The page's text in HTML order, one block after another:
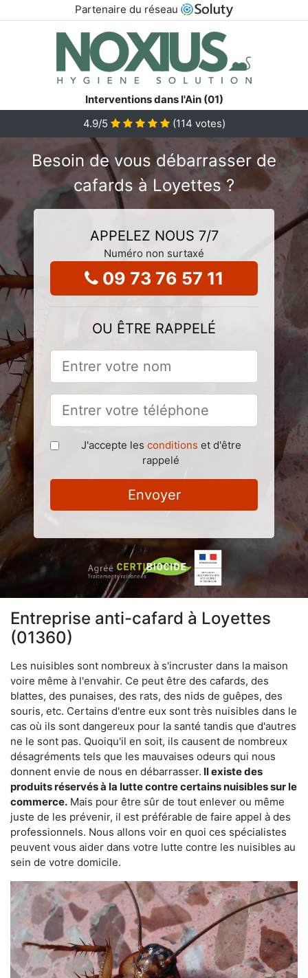
Partenaire du réseau
Interventions dans l'Ain (01)
4.9/5 (114 votes)
Besoin de vous débarrasser de
cafards à Loyettes ?
APPELEZ NOUS 7/7
Numéro non surtaxé
09 73 76 57 11
OU ÊTRE RAPPELÉ
J'accepte les conditions et d'être
rappelé
Envoyer
Entreprise anti-cafard à Loyettes
(01360)
Les nuisibles sont nombreux à s'incruster dans la maison
voire même à l'envahir. Ce peut être des cafards, des
blattes, des punaises, des rats, des nids de guêpes, des
souris, etc. Certains d'entre eux sont très nuisibles dans le
cas où ils sont dangereux pour la santé tandis que d'autres
ne le sont pas. Quoiqu'il en soit, ils causent de nombreux
désagréments tels que les mauvaises odeurs qui nous
donnent envie de nous en débarrasser. Il existe des
produits réservés à la lutte contre certains nuisibles sur le
commerce. Mais pour être sûr de tout enlever ou même
juste de les prévenir, il est préférable de faire appel à des
professionnels. Nous allons voir en quoi ces spécialistes
peuvent vous aider dans votre lutte contre les nuisibles au
sein de votre domicile.